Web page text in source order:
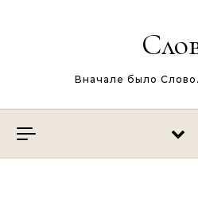
Вначале было